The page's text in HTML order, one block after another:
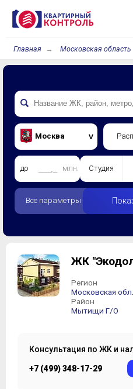
Главная Московская область
Москва
до млн. Студия
Все параметры
ЖК
Регион
Район
Мытищи Г/О
Консультация по ЖК и
+7 (499) 348-17-29